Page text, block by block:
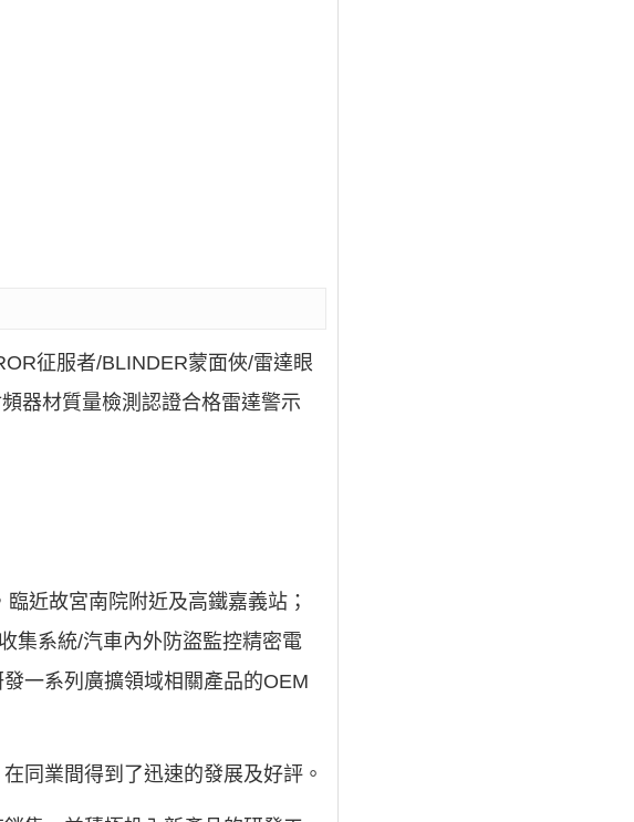
征服者/BLINDER蒙面俠/雷達眼
器材質量檢測認證合格雷達警示
近故宮南院附近及高鐵嘉義站；
集系統/汽車內外防盜監控精密電
一系列廣擴領域相關產品的OEM
同業間得到了迅速的發展及好評。